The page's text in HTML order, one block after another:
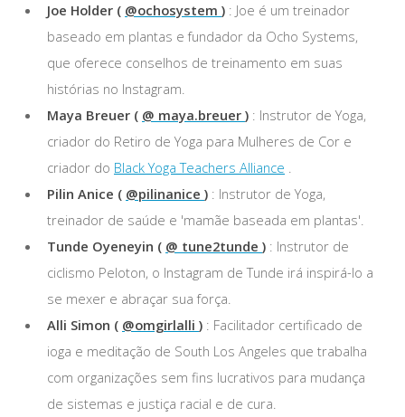
Joe Holder ( @ochosystem ): Joe é um treinador
baseado em plantas e fundador da Ocho Systems,
que oferece conselhos de treinamento em suas
histórias no Instagram.
Maya Breuer ( @ maya.breuer ): Instrutor de Yoga,
criador do Retiro de Yoga para Mulheres de Cor e
criador do Black Yoga Teachers Alliance .
Pilin Anice ( @pilinanice ): Instrutor de Yoga,
treinador de saúde e 'mamãe baseada em plantas'.
Tunde Oyeneyin ( @ tune2tunde ): Instrutor de
ciclismo Peloton, o Instagram de Tunde irá inspirá-lo a
se mexer e abraçar sua força.
Alli Simon ( @omgirlalli ): Facilitador certificado de
ioga e meditação de South Los Angeles que trabalha
com organizações sem fins lucrativos para mudança
de sistemas e justiça racial e de cura.